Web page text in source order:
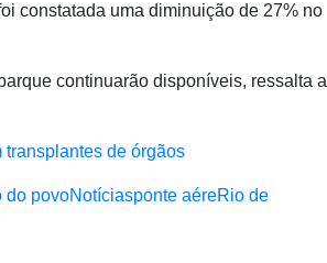
constatada uma diminuição de 27% no
continuarão disponíveis, ressalta a
transplantes de órgãos
do povoNotíciasponte aéreRio de